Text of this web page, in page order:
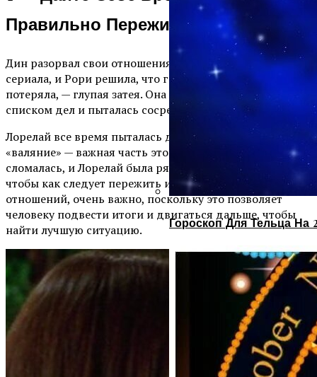
Гороскоп Для Тельца На
Правильно Пережить Расставание
Дин разорвал свои отношения с Рори в первом сезоне
сериала, и Рори решила, что горевать о том, что она
потеряла, — глупая затея. Она просыпалась рано со
списком дел и пыталась сосредоточиться на делах.
Лорелай все время пыталась донести до Рори, что
«валяние» — важная часть этого опыта. Наконец, Рори
сломалась, и Лорелай была рядом с ней. Время на то,
чтобы как следует пережить и оплакать конец
отношений, очень важно, поскольку это позволяет
человеку подвести итоги и двигаться дальше, чтобы
найти лучшую ситуацию.